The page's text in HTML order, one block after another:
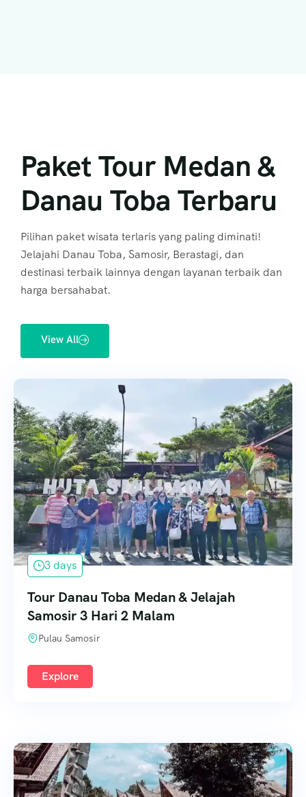
Paket Tour Medan &
Danau Toba Terbaru
Pilihan paket wisata terlaris yang paling diminati!
Jelajahi Danau Toba, Samosir, Berastagi, dan
destinasi terbaik lainnya dengan layanan terbaik dan
harga bersahabat.
View All
3 days
Tour Danau Toba Medan & Jelajah
Samosir 3 Hari 2 Malam
Pulau Samosir
Explore